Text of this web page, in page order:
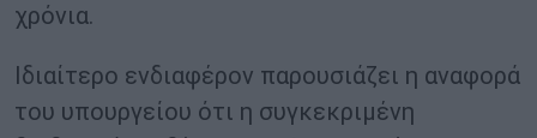
χρόνια.
Ιδιαίτερο ενδιαφέρον παρουσιάζει η αναφορά
του υπουργείου ότι η συγκεκριμένη